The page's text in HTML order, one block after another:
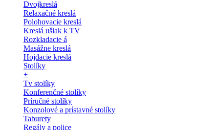
Dvojkreslá
Relaxačné kreslá
Polohovacie kreslá
Kreslá ušiak k TV
Rozkladacie á
Masážne kreslá
Hojdacie kreslá
Stolíky
+
Tv stolíky
Konferenčné stolíky
Príručné stolíky
Konzolové a prístavné stolíky
Taburety
Regály a police